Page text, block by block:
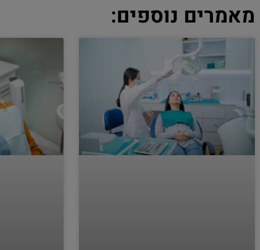
מאמרים נוספים: